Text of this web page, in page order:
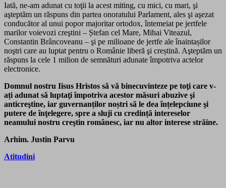
Iată, ne-am adunat cu toţii la acest miting, cu mici, cu mari, şi
aşteptăm un răspuns din partea onoratului Parlament, ales şi aşezat
conducător al unui popor majoritar ortodox, întemeiat pe jertfele
marilor voievozi creştini – Ștefan cel Mare, Mihai Viteazul,
Constantin Brâncoveanu – şi pe milioane de jertfe ale înaintașilor
noştri care au luptat pentru o Românie liberă şi creștină. Aşteptăm un
răspuns la cele 1 milion de semnături adunate împotriva actelor
electronice.
Domnul nostru Iisus Hristos să vă binecuvinteze pe toţi care v-
ați adunat să luptaţi împotriva acestor măsuri abuzive şi
anticreştine, iar guvernanților noștri să le dea înțelepciune şi
putere de înţelegere, spre a sluji cu credință intereselor
neamului nostru creştin românesc, iar nu altor interese străine.
Arhim. Justin Parvu
Atitudini